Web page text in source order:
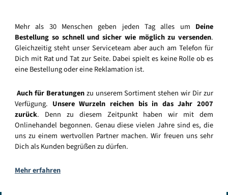
Mehr als 30 Menschen geben jeden Tag alles um Deine
Bestellung so schnell und sicher wie möglich zu versenden.
Gleichzeitig steht unser Serviceteam aber auch am Telefon für
Dich mit Rat und Tat zur Seite. Dabei spielt es keine Rolle ob es
eine Bestellung oder eine Reklamation ist.
Auch für Beratungenzu unserem Sortiment stehen wir Dir zur
Verfügung. Unsere Wurzeln reichen bis in das Jahr 2007
zurück. Denn zu diesem Zeitpunkt haben wir mit dem
Onlinehandel begonnen. Genau diese vielen Jahre sind es, die
uns zu einem wertvollen Partner machen. Wir freuen uns sehr
Dich als Kunden begrüßen zu dürfen.
Mehr erfahren